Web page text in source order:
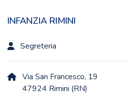
INFANZIA RIMINI
Segreteria
Via San Francesco, 19
47924 Rimini (RN)